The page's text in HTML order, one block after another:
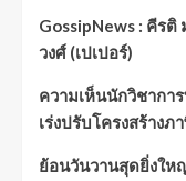
GossipNews : คีร
วงศ์ (เปเปอร์)
ความเห็นนักวิชากา
เร่งปรับโครงสร้าง
ย้อนวันวานสุดยิ่งให